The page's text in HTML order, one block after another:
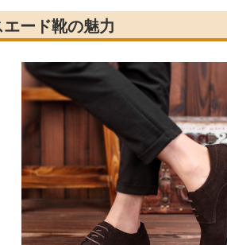
エード靴の魅力